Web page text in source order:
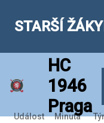
STARŠÍ
HC
1946
Praga
Událost Minuta